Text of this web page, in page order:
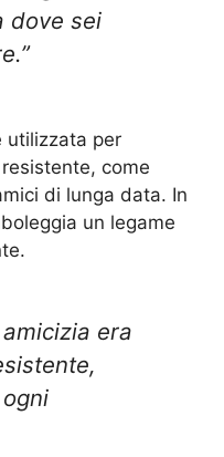
dove sei
utilizzata per
come
di lunga data. In
un legame
era